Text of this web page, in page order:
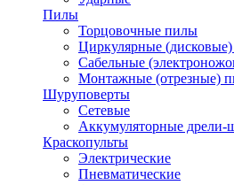
Пилы
Торцовочные пилы
Циркулярные
Сабельные
Монтажные (отрезные)
Шуруповерты
Сетевые
Аккумуляторные дрели-
Краскопульты
Электрические
Пневматические